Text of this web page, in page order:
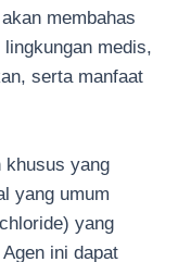
membahas
medis,
serta manfaat
khusus yang
yang umum
yang
ini dapat